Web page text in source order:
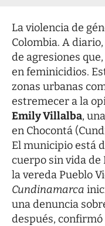
La violencia de
Colombia. A
de agresiones
en feminicidios.
zonas urbanas
estremecer a la
Emily Villalba,
en Chocontá
El municipio está
cuerpo sin vida de
la vereda Pueblo
Cundinamarca
una denuncia
después,